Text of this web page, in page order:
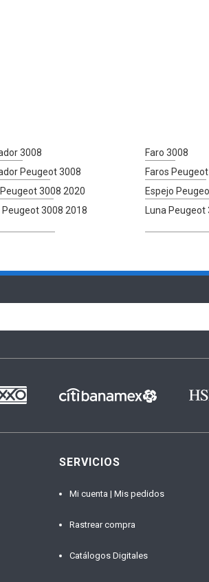
3008 Faro 3008
Peugeot 3008 Faros
Peugeot 3008 2020 Espejo
Peugeot 3008 2018 Luna
SERVICIOS
Mi cuenta | Mis pedidos
Rastrear compra
Catálogos Digitales